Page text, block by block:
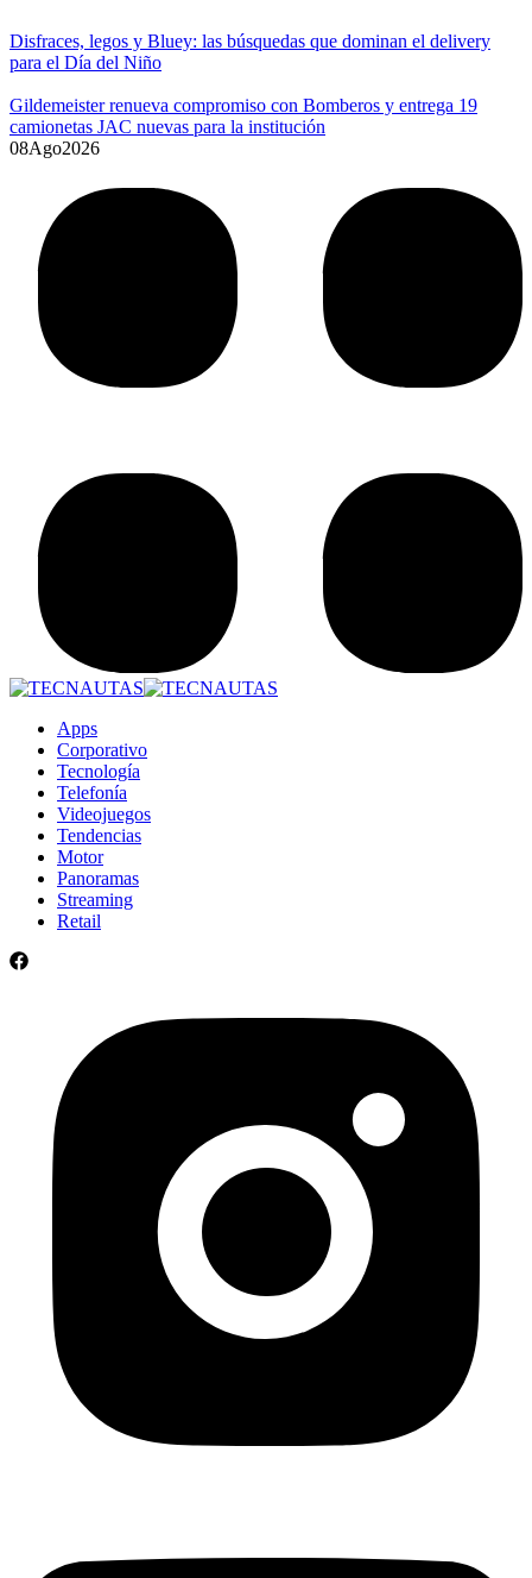
Disfraces, legos y Bluey: las búsquedas que dominan el delivery
para el Día del Niño
Gildemeister renueva compromiso con Bomberos y entrega 19
camionetas JAC nuevas para la institución
08Ago2026
Apps
Corporativo
Tecnología
Telefonía
Videojuegos
Tendencias
Motor
Panoramas
Streaming
Retail